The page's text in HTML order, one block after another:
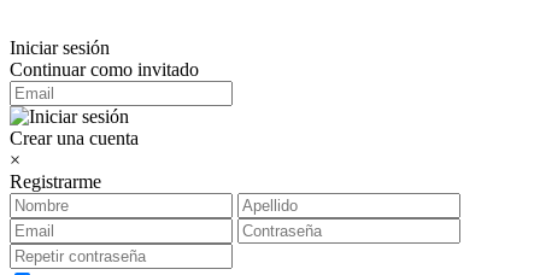
Iniciar sesión
Continuar como invitado
Crear una cuenta
×
Registrarme